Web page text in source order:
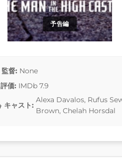
予告編
監督: None
評価: IMDb 7.9
キャスト:
Alexa Davalos, Rufus
Brown, Chelah Horsdal